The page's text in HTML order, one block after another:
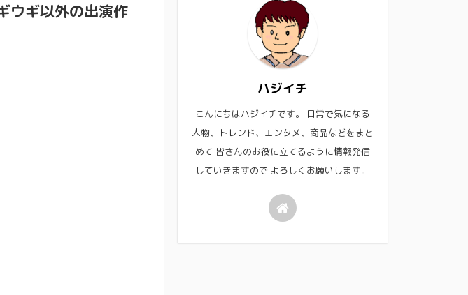
ウギ以外の出演作
ハジイチ
こんにちはハジイチです。 日常で気になる
人物、トレンド、エンタメ、商品などをまと
めて 皆さんのお役に立てるように情報発信
していきますので よろしくお願いします。